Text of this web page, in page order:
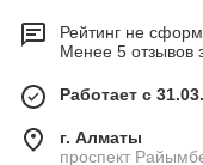
Рейтинг не
Менее 5 отзывов
Работает с
г. Алматы
проспект